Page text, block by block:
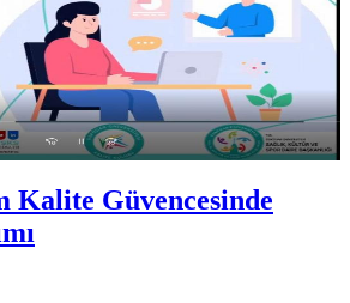
Kalite Güvencesinde